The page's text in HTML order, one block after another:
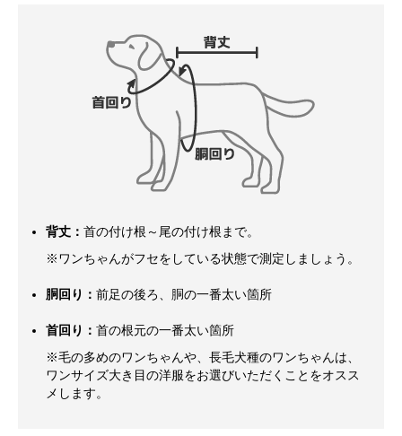
背丈： 首の付け根～尾の付け根まで。
※ワンちゃんがフセをしている状態で測定しましょう。
胴回り： 前足の後ろ、胴の一番太い箇所
首回り： 首の根元の一番太い箇所
※毛の多めのワンちゃんや、長毛犬種のワンちゃんは、
ワンサイズ大き目の洋服をお選びいただくことをオスス
メします。